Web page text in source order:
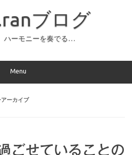
ブログ
ーモニーを奏でる…
Menu
アーカイブ
ごせていることの